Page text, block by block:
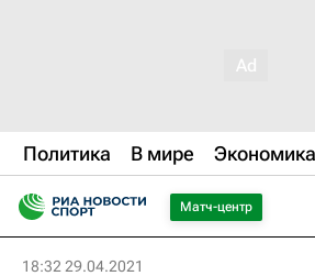
Политика В мире Экономика
Матч-центр
18:32 29.04.2021